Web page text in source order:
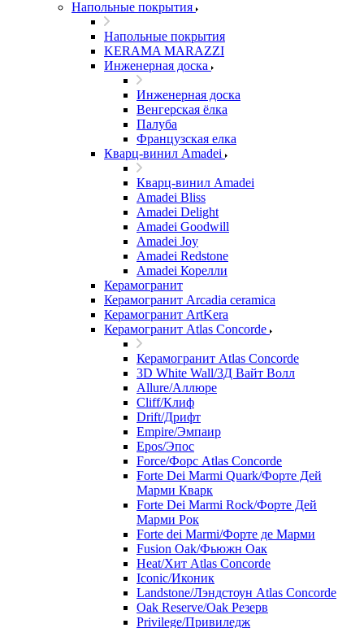
Напольные покрытия
Напольные покрытия
KERAMA MARAZZI
Инженерная доска
Инженерная доска
Венгерская ёлка
Палуба
Французская елка
Кварц-винил Amadei
Кварц-винил Amadei
Amadei Bliss
Amadei Delight
Amadei Goodwill
Amadei Joy
Amadei Redstone
Amadei Корелли
Керамогранит
Керамогранит Arcadia ceramica
Керамогранит ArtKera
Керамогранит Atlas Concorde
Керамогранит Atlas Concorde
3D White Wall/3Д Вайт Волл
Allure/Аллюрe
Cliff/Клиф
Drift/Дрифт
Empire/Эмпаир
Epos/Эпос
Force/Фoрс Atlas Concorde
Forte Dei Marmi Quark/Форте Дей
Марми Кварк
Forte Dei Marmi Rock/Форте Дей
Марми Рок
Forte dei Marmi/Форте де Марми
Fusion Oak/Фьюжн Оак
Heat/Xит Atlas Concorde
Iconic/Иконик
Landstone/Лэндстоун Atlas Concorde
Oak Reserve/Оak Резepв
Privilege/Привиледж